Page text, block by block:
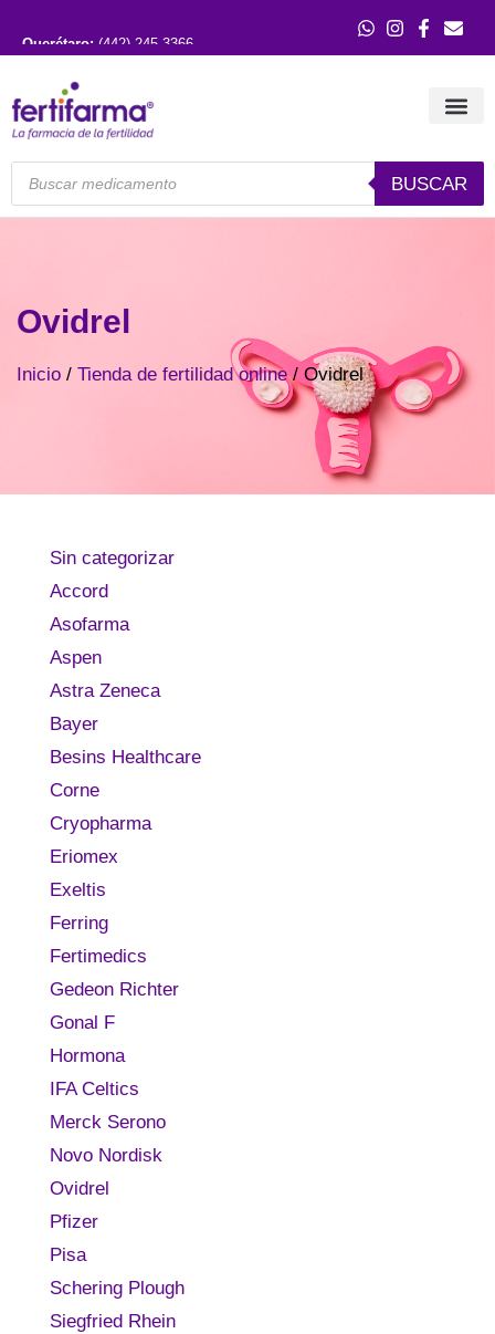
Querétaro: (442) 245 3366
BUSCAR
Ovidrel
Inicio / Tienda de fertilidad online/ Ovidrel
Sin categorizar
Accord
Asofarma
Aspen
Astra Zeneca
Bayer
Besins Healthcare
Corne
Cryopharma
Eriomex
Exeltis
Ferring
Fertimedics
Gedeon Richter
Gonal F
Hormona
IFA Celtics
Merck Serono
Novo Nordisk
Ovidrel
Pfizer
Pisa
Schering Plough
Siegfried Rhein